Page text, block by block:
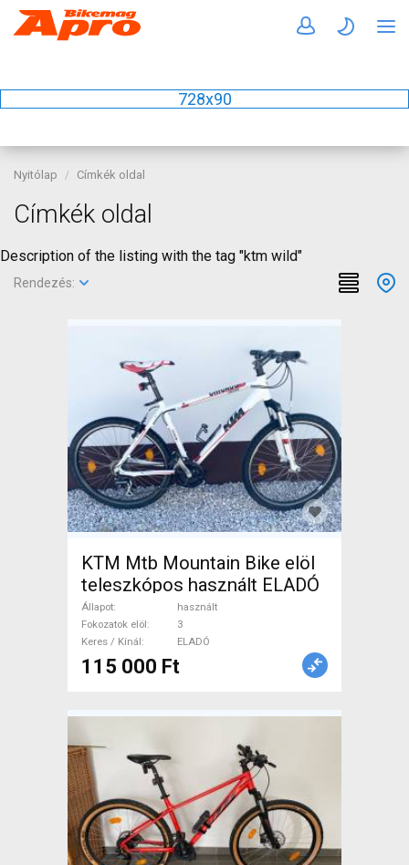
728x90
Nyitólap Címkék oldal
Címkék oldal
Description of the listing with the tag "ktm wild"
Rendezés:
KTM Mtb Mountain Bike elöl
teleszkópos használt ELADÓ
Állapot
használt
Fokozatok elöl
3
Keres / Kínál
ELADÓ
115 000 Ft